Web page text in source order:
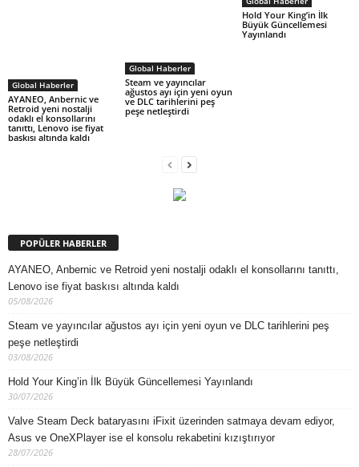
Global Haberler
AYANEO, Anbernic ve
Retroid yeni nostalji
odaklı el konsollarını
tanıttı, Lenovo ise fiyat
baskısı altında kaldı
Global Haberler
Steam ve yayıncılar
ağustos ayı için yeni oyun
ve DLC tarihlerini peş
peşe netleştirdi
Hold Your King’in İlk
Büyük Güncellemesi
Yayınlandı
POPÜLER HABERLER
AYANEO, Anbernic ve Retroid yeni nostalji odaklı el konsollarını tanıttı,
Lenovo ise fiyat baskısı altında kaldı
05/08/2026
Steam ve yayıncılar ağustos ayı için yeni oyun ve DLC tarihlerini peş
peşe netleştirdi
03/08/2026
Hold Your King’in İlk Büyük Güncellemesi Yayınlandı
30/07/2026
Valve Steam Deck bataryasını iFixit üzerinden satmaya devam ediyor,
Asus ve OneXPlayer ise el konsolu rekabetini kızıştırıyor
28/07/2026